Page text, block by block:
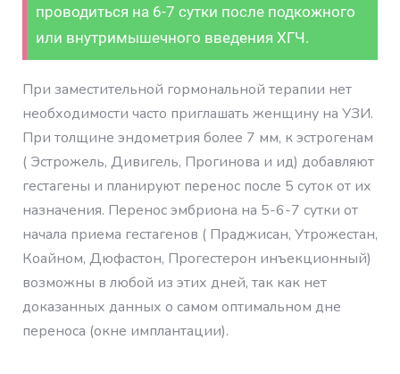
проводиться на 6-7 сутки после подкожного
или внутримышечного введения ХГЧ.
При заместительной гормональной терапии нет
необходимости часто приглашать женщину на УЗИ.
При толщине эндометрия более 7 мм, к эстрогенам
( Эстрожель, Дивигель, Прогинова и ид) добавляют
гестагены и планируют перенос после 5 суток от их
назначения. Перенос эмбриона на 5-6-7 сутки от
начала приема гестагенов ( Праджисан, Утрожестан,
Коайном, Дюфастон, Прогестерон инъекционный)
возможны в любой из этих дней, так как нет
доказанных данных о самом оптимальном дне
переноса (окне имплантации).